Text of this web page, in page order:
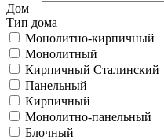
Дом
Тип дома
Монолитно-кирпичный
Монолитный
Кирпичный Сталинский
Панельный
Кирпичный
Монолитно-панельный
Блочный